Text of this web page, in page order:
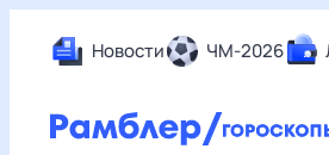
Новости ЧМ-2026